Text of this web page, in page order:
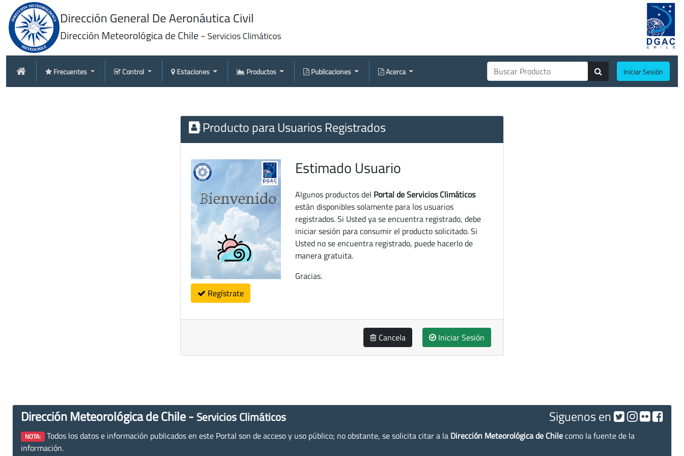
Frecuentes Control Estaciones Productos Publicaciones Acerca Iniciar Sesión
Producto para Usuarios Registrados
Regístrate
Estimado Usuario
Algunos productos del Portal de Servicios Climáticos
están disponibles solamente para los usuarios
registrados. Si Usted ya se encuentra registrado, debe
iniciar sesión para consumir el producto solicitado. Si
Usted no se encuentra registrado, puede hacerlo de
manera gratuita.
Gracias.
Cancela Iniciar Sesión
Dirección Meteorológica de Chile - Servicios Climáticos Siguenos en
NOTA: Todos los datos e información publicados en este Portal son de acceso y uso público; no obstante, se solicita citar a la Dirección Meteorológica de Chilecomo la fuente de la
información.